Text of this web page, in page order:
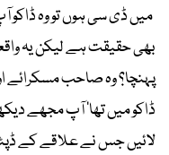
میں ڈی سی ہوں تو وہ ڈاکو آپ
بھی حقیقت ہے لیکن یہ
پہنچا؟ وہ صاحب مسکرائے
ڈاکو میں تھا‘ آپ مجھے
لائیں جس نے علاقے کے